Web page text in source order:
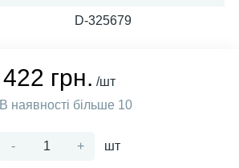
D-325679
422 грн. /шт
В наявності більше 10
- + шт